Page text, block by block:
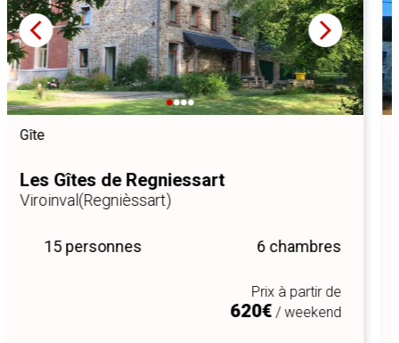
Gîte rural
Le Ramponneau
Viroinval (5670)(Olloy-Sur-Viroin)
15 personnes 5 chambres
Prix à partir de
128€